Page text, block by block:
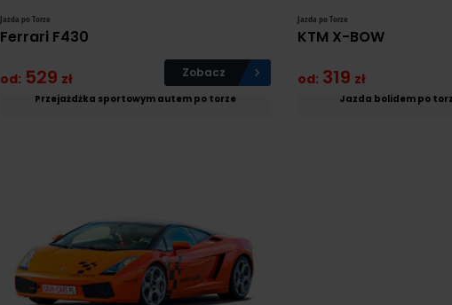
Jazda po Torze
Ferrari F430
od: 529 zł Zobacz
Przejażdżka sportowym autem po torze
Jazda po Torze
KTM X-BOW
od: 319 zł
Jazda bolidem po